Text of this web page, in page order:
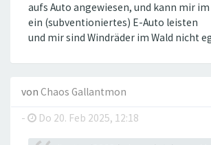
aufs Auto angewiesen, und kann mir
ein (subventioniertes) E-Auto leisten
und mir sind Windräder im Wald nicht
von Chaos Gallantmon
-
Do 20. Feb 2025, 12:18